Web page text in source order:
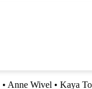
• Anne Wivel • Kaya